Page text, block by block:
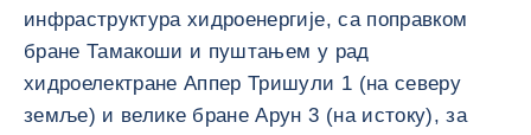
инфраструктура хидроенергије, са поправком
бране Тамакоши и пуштањем у рад
хидроелектране Аппер Тришули 1 (на северу
земље) и велике бране Арун 3 (на истоку), за